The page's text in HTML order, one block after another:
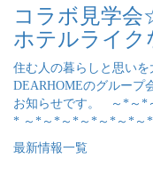
コラボ見学
ホテルライ
住む人の暮らしと思い
DEARHOMEのグループ
お知らせです。 ～*～*
* ～*～*～*～*～*～*
最新情報一覧